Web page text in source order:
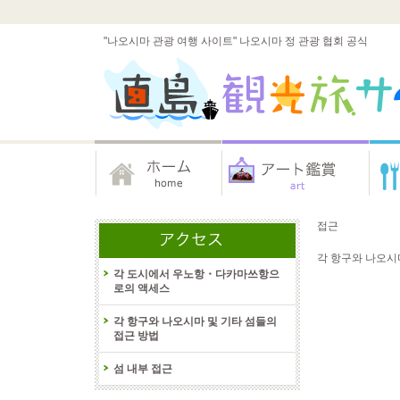
"나오시마 관광 여행 사이트" 나오시마 정 관광 협회 공식
접근
각 항구와 나오
각 도시에서 우노항・다카마쓰항으
로의 액세스
각 항구와 나오시마 및 기타 섬들의
접근 방법
섬 내부 접근